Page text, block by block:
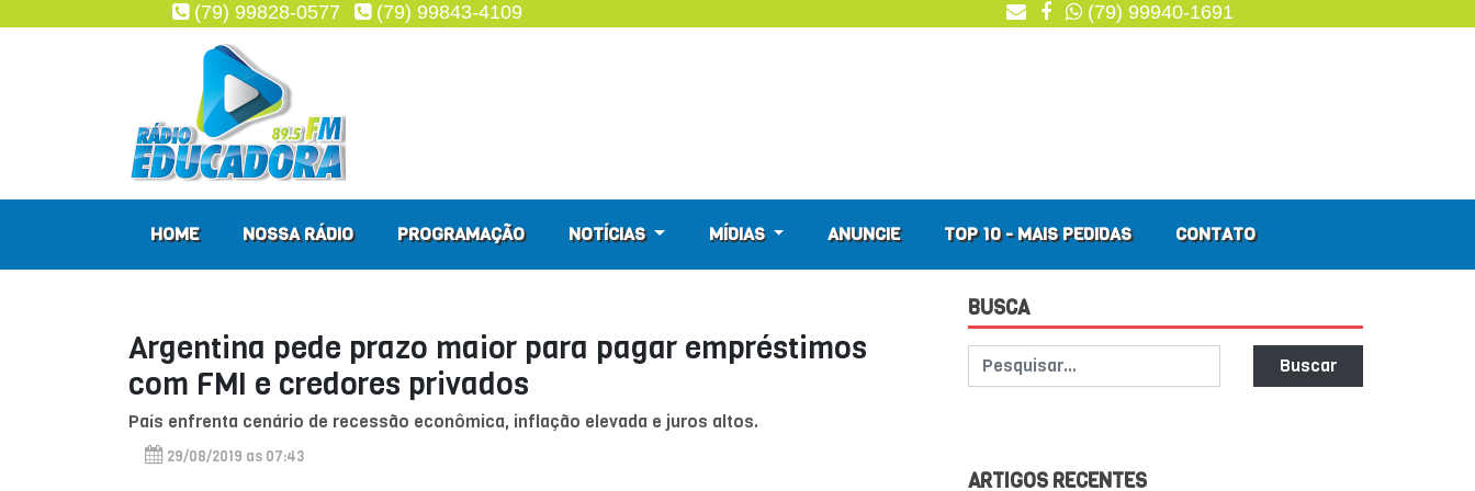
(79) 99828-0577 (79) 99843-4109 (79) 99940-1691
HOME NOSSA RÁDIO PROGRAMAÇÃO NOTÍCIAS MÍDIAS ANUNCIE TOP 10 - MAIS PEDIDAS CONTATO
Argentina pede prazo maior para pagar empréstimos
com FMI e credores privados
País enfrenta cenário de recessão econômica, inflação elevada e juros altos.
29/08/2019 as 07:43
BUSCA
Buscar
ARTIGOS RECENTES